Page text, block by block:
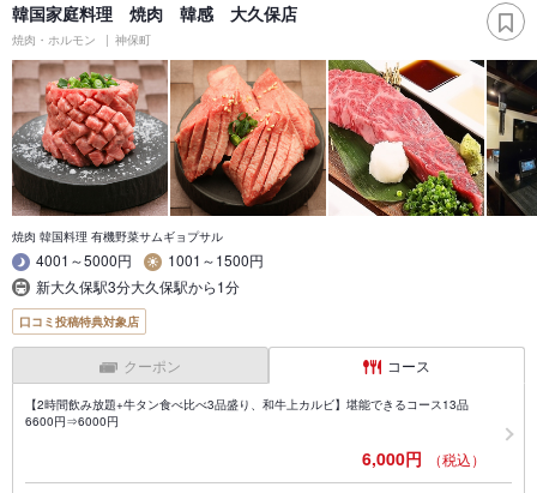
韓国家庭料理 焼肉 韓感 大久保店
焼肉・ホルモン 神保町
焼肉 韓国料理 有機野菜サムギョプサル
4001～5000円
1001～1500円
新大久保駅3分大久保駅から1分
口コミ投稿特典対象店
クーポン コース
【2時間飲み放題+牛タン食べ比べ3品盛り、和牛上カルビ】堪能できるコース13品
6600円⇒6000円
6,000円 （税込）